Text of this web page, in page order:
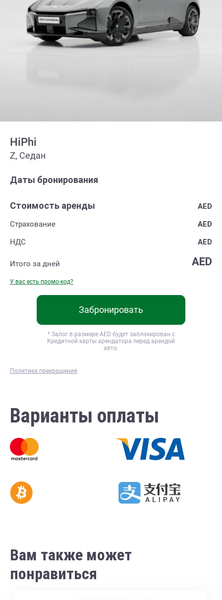
HiPhi
Z, Седан
Даты бронирования
Стоимость аренды
AED
Страхование
AED
НДС
AED
Итого за дней AED
У вас есть промо-код?
Политика прекращения
Забронировать
* Залог в размере AED будет заблокирован с
Кредитной карты арендатора перед арендой
авто.
Варианты оплаты
Вам также может
понравиться